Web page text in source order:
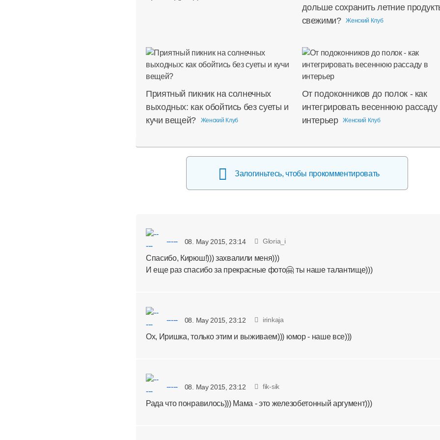
дольше сохранить летние
свежими?
Женский Клуб
Приятный пикник на солнечных
выходных: как обойтись без суеты и
кучи вещей?
Женский Клуб
От подоконников до полок - как
интегрировать весеннюю рассаду
интерьер
Женский Клуб
Залогиньтесь, чтобы прокомментировать
----- 08. May 2015, 23:14 Gloria_i
Спасибо, Кирюш!))) захвалили меня)))
И еще раз спасибо за прекрасные фото🤗 ты наше талантище)))
----- 08. May 2015, 23:12 irinkaja
Ох, Иришка, только этим и выживаем))) юмор - наше все)))
----- 08. May 2015, 23:12 fik-sik
Рада что понравилось))) Мама - это железобетонный аргумент)))